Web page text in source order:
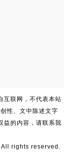
互联网，不代表本站
性、文中陈述文字
益的内容，请联系我
rights reserved.